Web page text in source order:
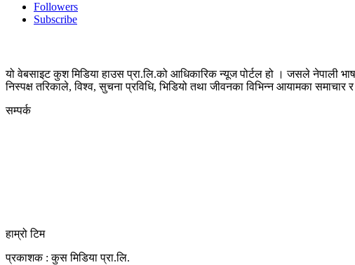
Followers
Subscribe
यो वेबसाइट कुश मिडिया हाउस प्रा.लि.को आधिकारिक न्यूज पोर्टल हो । जसले नेपाली
निस्पक्ष तरिकाले, विश्व, सुचना प्रविधि, भिडियो तथा जीवनका विभिन्न आयामका
सम्पर्क
हाम्रो टिम
प्रकाशक : कुस मिडिया प्रा‍.लि.